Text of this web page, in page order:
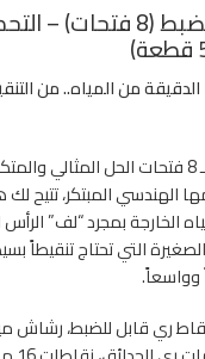
نقاط ري قابل للضبط (8
الدقيقة من المياه.. من
تعتبر النقاطات ذات الـ 8 فتحات الحل
الهندسي المبتكر، تتيح
الخارجة بمجرد “لف”
التي تحتاج تنقيطاً
وواسعاً.